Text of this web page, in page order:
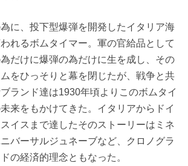
に、投下型爆弾を開発したイタリア海
れるボムタイマー。軍の官給品として
だけに爆弾の為だけに生を成し、その
をひっそりと幕を閉じたが、戦争と共
ランド達は1930年頃よりこのボムタイ
来をもかけてきた。イタリアからドイ
イスまで達したそのストーリーはミネ
バーサルジュネーブなど、クロノグラ
の経済的理念ともなった。